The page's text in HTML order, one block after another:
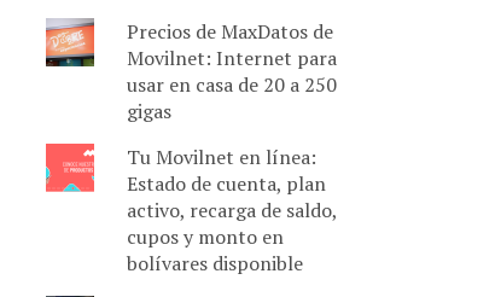
Precios de MaxDatos de
Movilnet: Internet para
usar en casa de 20 a 250
gigas
Tu Movilnet en línea:
Estado de cuenta, plan
activo, recarga de saldo,
cupos y monto en
bolívares disponible